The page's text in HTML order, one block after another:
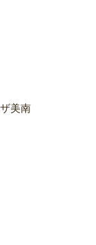
美南